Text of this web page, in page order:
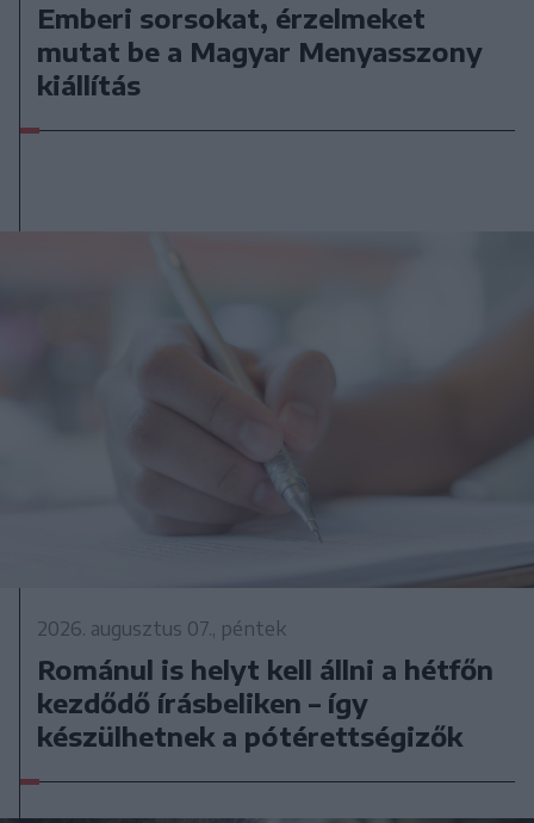
Emberi sorsokat, érzelmeket
mutat be a Magyar Menyasszony
kiállítás
2026. augusztus 07., péntek
Románul is helyt kell állni a hétfőn
kezdődő írásbeliken – így
készülhetnek a pótérettségizők